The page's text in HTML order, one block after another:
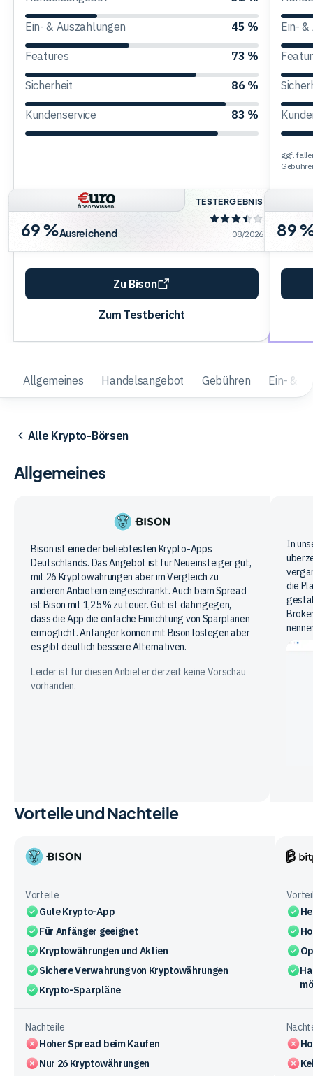
Trading
Rohstoffe
Ein- & Auszahlungen 45 %
Features 73 %
Sicherheit 86 %
Kundenservice 83 %
69 %Ausreichend
TESTERGEBNIS
08/2026
Zu Bison
Zum Testbericht
Ein-
ggf.
89
Allgemeines Handelsangebot Gebühren Ein- &
Alle Krypto-Börsen
Allgemeines
Bison
App
Bison ist eine der beliebtesten Krypto-Apps
Deutschlands. Das Angebot ist für Neueinsteiger gut,
mit 26 Kryptowährungen aber im Vergleich zu
anderen Anbietern eingeschränkt. Auch beim Spread
ist Bison mit 1,25 % zu teuer. Gut ist dahingegen,
dass die App die einfache Einrichtung von Sparplänen
ermöglicht. Anfänger können mit Bison loslegen aber
es gibt deutlich bessere Alternativen.
Leider ist für diesen Anbieter derzeit keine Vorschau
vorhanden.
In
die
Vorteile und Nachteile
Vorteile
Gute Krypto-App
Für Anfänger geeignet
Kryptowährungen und Aktien
Sichere Verwahrung von Kryptowährungen
Krypto-Sparpläne
Nachteile
Hoher Spread beim Kaufen
Nur 26 Kryptowährungen